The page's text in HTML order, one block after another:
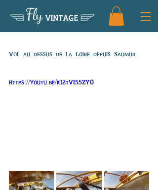
FlyVINTAGE
Vol au dessus de la Loire depuis Saumur
https://youtu.be/kI2tVI55ZY0